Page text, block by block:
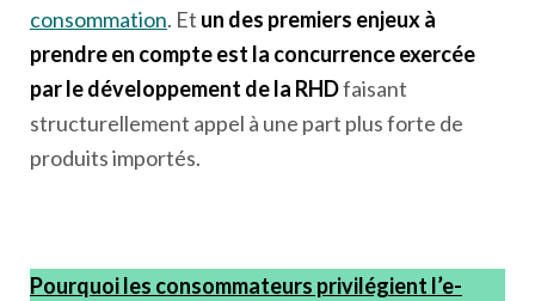
consommation. Et un des premiers enjeux à
prendre en compte est la concurrence exercée
par le développement de la RHDfaisant
structurellement appel à une part plus forte de
produits importés.
Pourquoi les consommateurs privilégient l’e-